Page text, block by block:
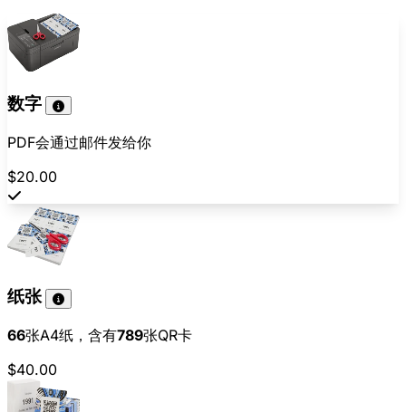
数字
PDF会通过邮件发给你
$20.00
纸张
66张A4纸，含有789张QR卡
$40.00